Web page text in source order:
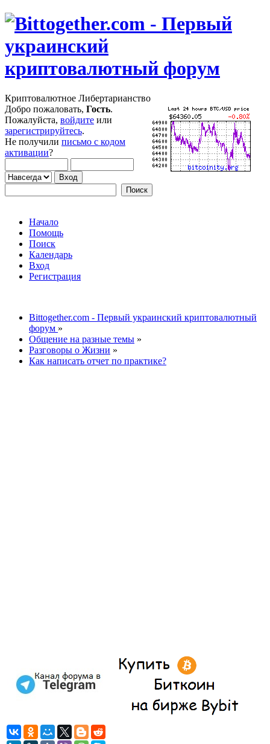
Криптовалютное Либертарианство
Добро пожаловать, Гость.
Пожалуйста, войдите или
зарегистрируйтесь.
Не получили письмо с кодом
активации?
Начало
Помощь
Поиск
Календарь
Вход
Регистрация
Bittogether.com - Первый украинский криптовалютный
форум »
Общение на разные темы »
Разговоры о Жизни »
Как написать отчет по практике?